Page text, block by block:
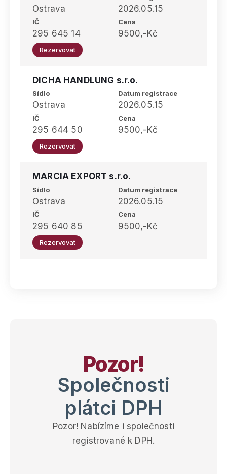
Ostrava
IČ
295 645 14
2026.05.15
Cena
9500,-Kč
Rezervovat
DICHA HANDLUNG s.r.o.
Sídlo
Ostrava
IČ
295 644 50
Datum registrace
2026.05.15
Cena
9500,-Kč
Rezervovat
MARCIA EXPORT s.r.o.
Sídlo
Ostrava
IČ
295 640 85
Datum registrace
2026.05.15
Cena
9500,-Kč
Rezervovat
Pozor!
Společnosti
plátci DPH
Pozor! Nabízíme i společnosti
registrované k DPH.